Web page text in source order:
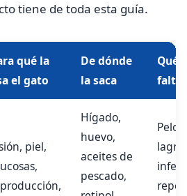
tiene de toda esta guía.
qué la
el gato
De dónde
la saca
Qué
falta
piel,
Hígado,
huevo,
aceites de
pescado,
Pelo